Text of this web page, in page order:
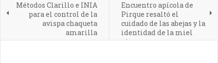
Métodos Clarillo e INIA
para el control de la
avispa chaqueta
amarilla
Encuentro apícola de
Pirque resaltó el
cuidado de las abejas y la
identidad de la miel
pircana